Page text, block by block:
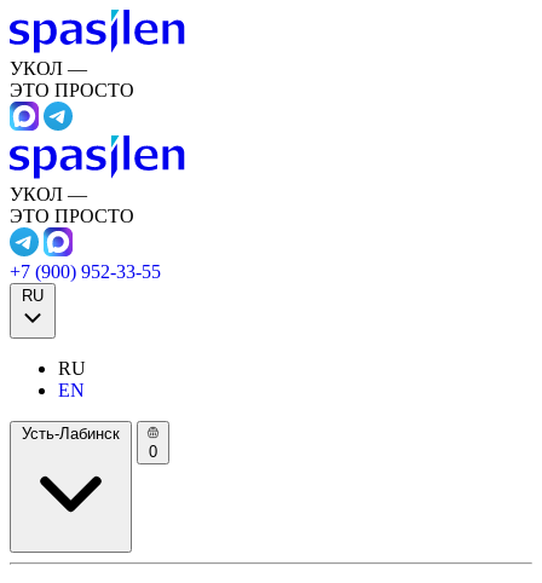
УКОЛ —
ЭТО ПРОСТО
УКОЛ —
ЭТО ПРОСТО
+7 (900) 952-33-55
RU
RU
EN
Усть-Лабинск
0